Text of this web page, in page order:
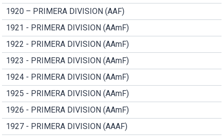
1920 – PRIMERA DIVISION (AAF)
1921 - PRIMERA DIVISION (AAmF)
1922 - PRIMERA DIVISION (AAmF)
1923 - PRIMERA DIVISION (AAmF)
1924 - PRIMERA DIVISION (AAmF)
1925 - PRIMERA DIVISION (AAmF)
1926 - PRIMERA DIVISION (AAmF)
1927 - PRIMERA DIVISION (AAAF)